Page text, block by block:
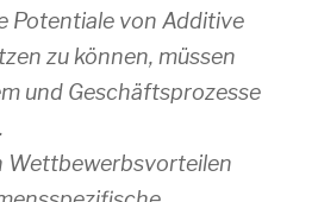
Potentiale von Additive
zu können, müssen
und Geschäftsprozesse
Wettbewerbsvorteilen